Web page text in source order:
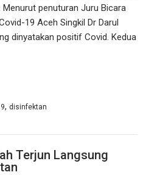
penuturan Juru Bicara
19 Aceh Singkil Dr Darul
dinyatakan positif Covid. Kedua
, disinfektan
Terjun Langsung